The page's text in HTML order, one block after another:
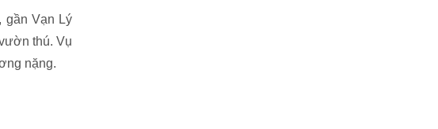
, gần Vạn Lý
thú. Vụ
nặng.